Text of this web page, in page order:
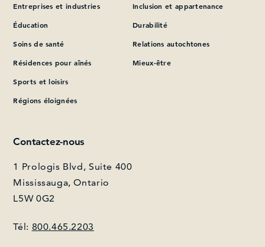
Entreprises et industries
Éducation
Soins de santé
Résidences pour aînés
Sports et loisirs
Régions éloignées
Inclusion et appartenance
Durabilité
Relations autochtones
Mieux-être
Contactez-nous
1 Prologis Blvd, Suite 400
Mississauga, Ontario
L5W 0G2
Tél: 800.465.2203
Que pouvons-nous vous aider à trouver?